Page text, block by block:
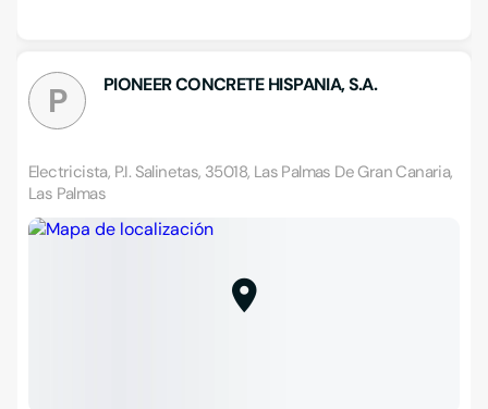
P PIONEER CONCRETE HISPANIA, S.A.
Electricista, P.I. Salinetas, 35018, Las Palmas De Gran Canaria,
Las Palmas